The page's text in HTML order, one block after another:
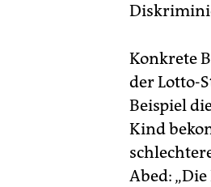
Konkrete
der Lotto-
Beispiel
Kind
Abed: